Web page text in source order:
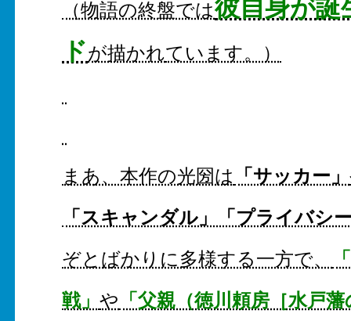
（物語の終盤では
ドが描かれています。）
まあ、本作の光圀は 「サッカー」
「スキャンダル」「プライバシ
ぞとばかりに多様する一方で、
戦」や 「父親（徳川頼房［水戸